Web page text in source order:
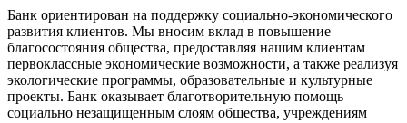
Банк ориентирован на поддержку социально-экономического
развития клиентов. Мы вносим вклад в повышение
благосостояния общества, предоставляя нашим клиентам
первоклассные экономические возможности, а также реализуя
экологические программы, образовательные и культурные
проекты. Банк оказывает благотворительную помощь
социально незащищенным слоям общества, учреждениям